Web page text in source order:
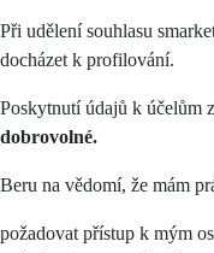
Při udělení souhlasu
docházet k profilování.
Poskytnutí údajů k účelům
dobrovolné.
Beru na vědomí, že mám
požadovat přístup k mým